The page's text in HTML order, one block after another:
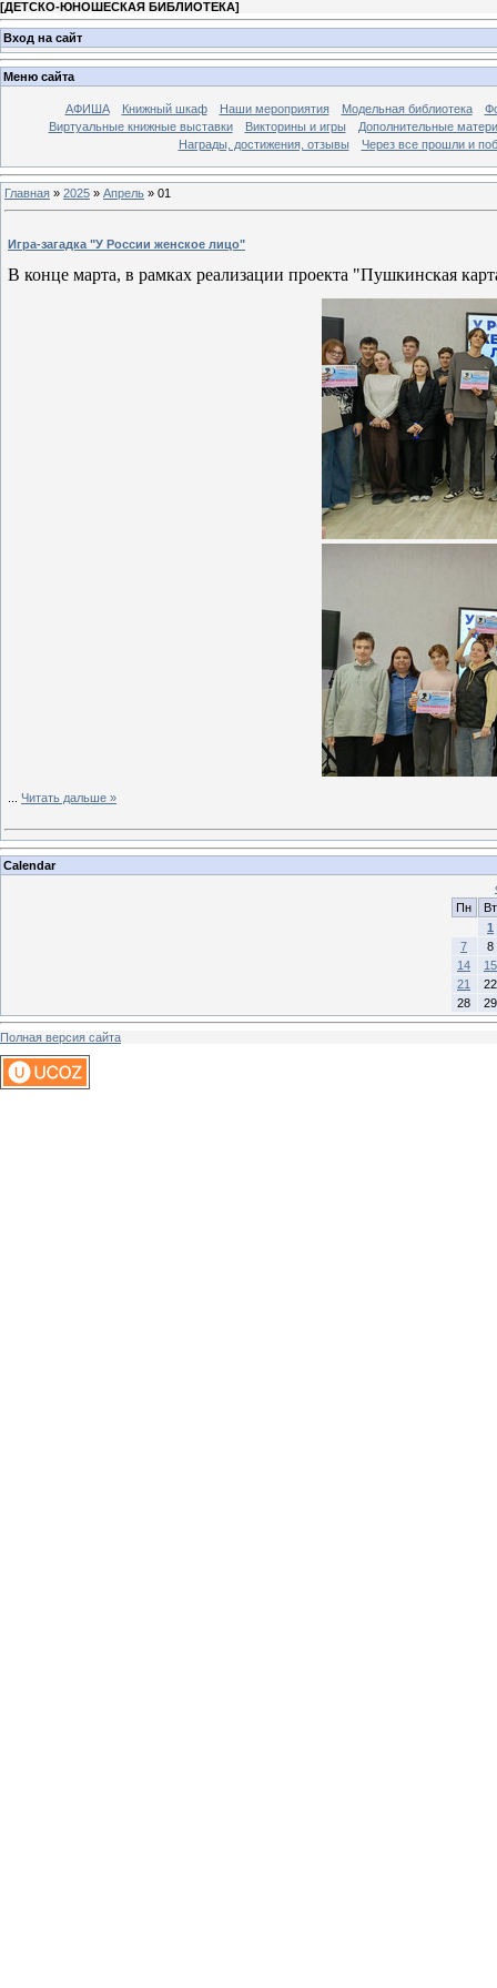
[ДЕТСКО-ЮНОШЕСКАЯ БИБЛИОТЕКА]
Вход на сайт
Меню сайта
АФИША Книжный шкаф Наши мероприятия Модельная библиотека
Виртуальные книжные выставки
Викторины и игры
Дополнительные
Награды, достижения, отзывы
Через все прошли и
Главная » 2025 » Апрель » 01
Игра-загадка "У России женское лицо"
В конце марта, в рамках реализации проекта "Пушкинская
Читать дальше »
Calendar
Пн
Вт
1
7
8
14
15
21
22
28
29
Полная версия сайта